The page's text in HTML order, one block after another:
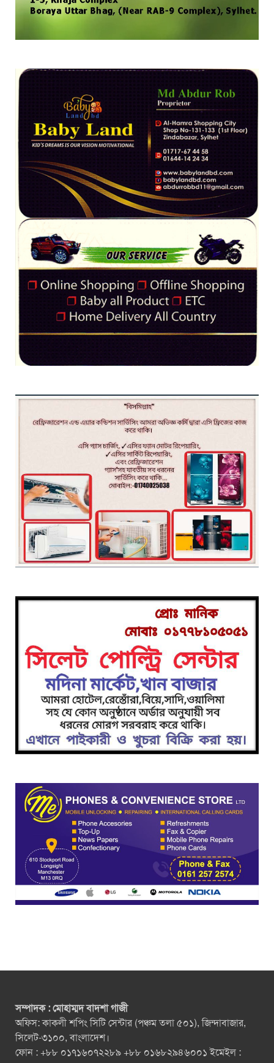
সম্পাদক : মোহাম্মদ বাদশা গাজী
অফিস: কাকলী শপিং সিটি সেন্টার (পঞ্চম তলা ৫০১), জিন্দাবাজার,
সিলেট-৩১০০, বাংলাদেশ।
ফোন : +৮৮ ০১৭১৬০৭২২৮৯ +৮৮ ০১৬৮২৯৪৬০০১ ইমেইল :